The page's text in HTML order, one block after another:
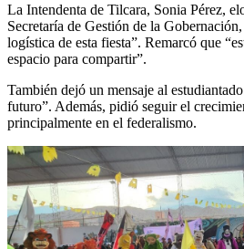
La Intendenta de Tilcara, Sonia Pérez,
Secretaría de Gestión de la
logística de esta fiesta”. Remarcó que
espacio para compartir”.
También dejó un mensaje al
futuro”. Además, pidió seguir el
principalmente en el federalismo.